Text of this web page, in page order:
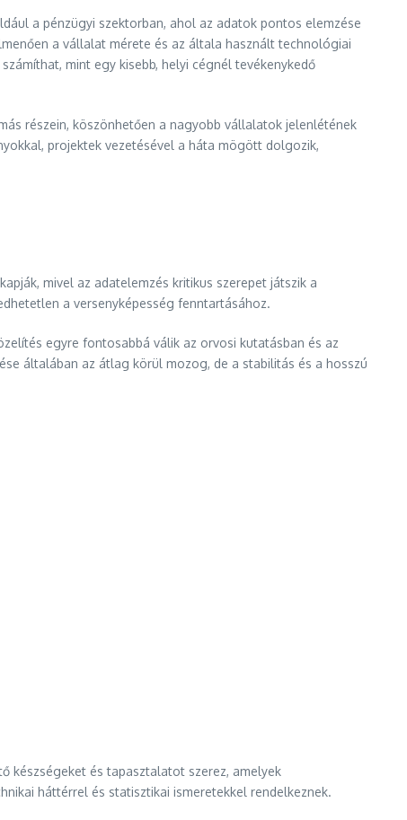
a pénzügyi szektorban, ahol az adatok pontos elemzése
a vállalat mérete és az általa használt technológiai
mint egy kisebb, helyi cégnél tevékenykedő
részein, köszönhetően a nagyobb vállalatok jelenlétének
projektek vezetésével a háta mögött dolgozik,
mivel az adatelemzés kritikus szerepet játszik a
a versenyképesség fenntartásához.
egyre fontosabbá válik az orvosi kutatásban és az
általában az átlag körül mozog, de a stabilitás és a hosszú
készségeket és tapasztalatot szerez, amelyek
háttérrel és statisztikai ismeretekkel rendelkeznek.